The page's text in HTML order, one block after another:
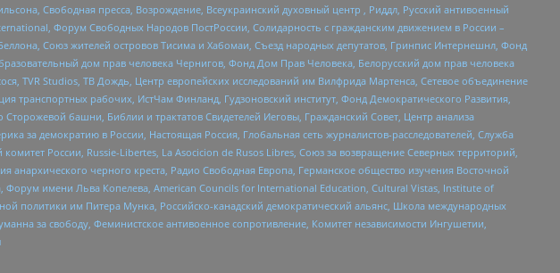
Свободная пресса, Возрождение, Всеукраинский духовный центр , Риддл, Русский антивоенный
Форум Свободных Народов ПостРоссии, Солидарность с гражданским движением в России –
Союз жителей островов Тисима и Хабомаи, Съезд народных депутатов, Гринпис Интернешнл, Фонд
дом прав человека Чернигов, Фонд Дом Прав Человека, Белорусский дом прав человека
TVR Studios, ТВ Дождь, Центр европейских исследований им Вилфрида Мартенса, Сетевое объединение
транспортных рабочих, ИстЧам Финланд, Гудзоновский институт, Фонд Демократического Развития,
башни, Библии и трактатов Свидетелей Иеговы, Гражданский Совет, Центр анализа
за демократию в России, Настоящая Россия, Глобальная сеть журналистов-расследователей, Служба
России, Russie-Libertes, La Asocicion de Rusos Libres, Союз за возвращение Северных территорий,
черного креста, Радио Свободная Европа, Германское общество изучения Восточной
имени Льва Копелева, American Councils for International Education, Cultural Vistas, Institute of
политики им Питера Мунка, Российско-канадский демократический альянс, Школа международных
за свободу, Феминистское антивоенное сопротивление, Комитет независимости Ингушетии,